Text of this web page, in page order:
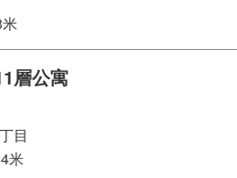
層公寓
目
米